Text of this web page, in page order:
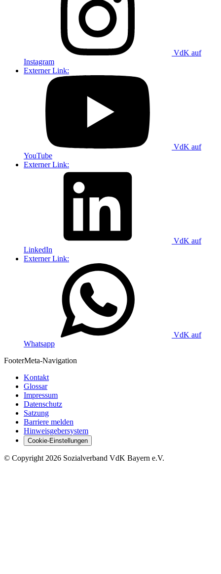
VdK auf
Instagram
Externer Link:
VdK auf
YouTube
Externer Link:
VdK auf
LinkedIn
Externer Link:
VdK auf
Whatsapp
FooterMeta-Navigation
Kontakt
Glossar
Impressum
Datenschutz
Satzung
Barriere melden
Hinweisgebersystem
Cookie-Einstellungen
© Copyright 2026 Sozialverband VdK Bayern e.V.